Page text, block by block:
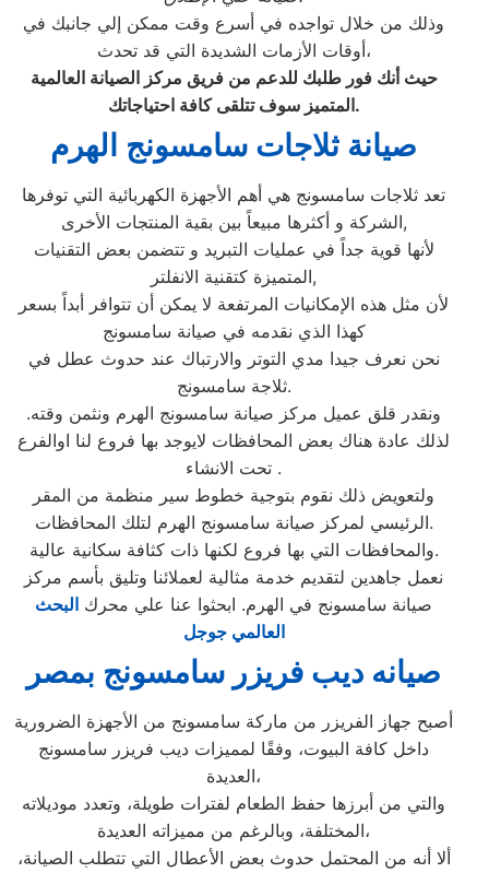
وذلك من خلال تواجده في أسرع وقت ممكن إلي جانبك في
أوقات الأزمات الشديدة التي قد تحدث،
حيث أنك فور طلبك للدعم من فريق مركز الصيانة العالمية
المتميز سوف تتلقى كافة احتياجاتك.
صيانة ثلاجات سامسونج الهرم
تعد ثلاجات سامسونج هي أهم الأجهزة الكهربائية التي توفرها
الشركة و أكثرها مبيعاً بين بقية المنتجات الأخرى,
لأنها قوية جداً في عمليات التبريد و تتضمن بعض التقنيات
المتميزة كتقنية الانفلتر,
لأن مثل هذه الإمكانيات المرتفعة لا يمكن أن تتوافر أبداً بسعر
كهذا الذي نقدمه في صيانة سامسونج
نحن نعرف جيدا مدي التوتر والارتباك عند حدوث عطل في
ثلاجة سامسونج.
ونقدر قلق عميل مركز صيانة سامسونج الهرم ونثمن وقته.
لذلك عادة هناك بعض المحافظات لايوجد بها فروع لنا اوالفرع
تحت الانشاء .
ولتعويض ذلك نقوم بتوجية خطوط سير منظمة من المقر
الرئيسي لمركز صيانة سامسونج الهرم لتلك المحافظات.
والمحافظات التي بها فروع لكنها ذات كثافة سكانية عالية.
نعمل جاهدين لتقديم خدمة مثالية لعملائنا وتليق بأسم مركز
صيانة سامسونج في الهرم. ابحثوا عنا علي محرك البحث
العالمي جوجل
صيانه ديب فريزر سامسونج بمصر
أصبح جهاز الفريزر من ماركة سامسونج من الأجهزة الضرورية
داخل كافة البيوت، وفقًا لمميزات ديب فريزر سامسونج
العديدة،
والتي من أبرزها حفظ الطعام لفترات طويلة، وتعدد موديلاته
المختلفة، وبالرغم من مميزاته العديدة،
ألا أنه من المحتمل حدوث بعض الأعطال التي تتطلب الصيانة،